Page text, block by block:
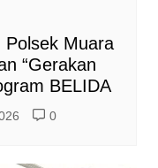
Polsek Muara
“Gerakan
BELIDA
0